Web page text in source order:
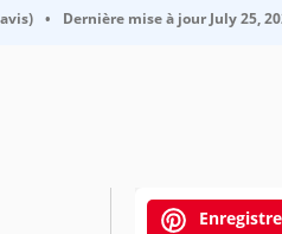
• Dernière mise à jour July 25,